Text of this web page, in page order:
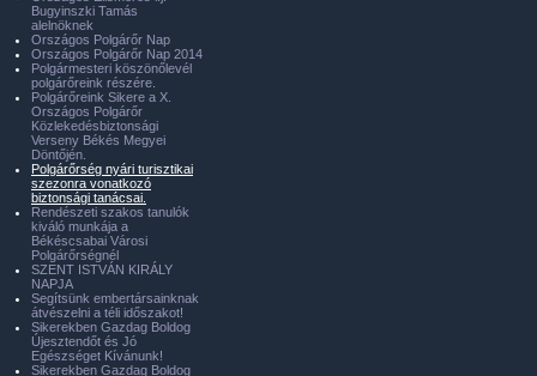
Bugyinszki Tamás
alelnöknek
Országos Polgárőr Nap
Országos Polgárőr Nap 2014
Polgármesteri köszönőlevél
polgárőreink részére.
Polgárőreink Sikere a X.
Országos Polgárőr
Közlekedésbiztonsági
Verseny Békés Megyei
Döntőjén.
Polgárőrség nyári turisztikai
szezonra vonatkozó
biztonsági tanácsai.
Rendészeti szakos tanulók
kiváló munkája a
Békéscsabai Városi
Polgárőrségnél
SZENT ISTVÁN KIRÁLY
NAPJA
Segítsünk embertársainknak
átvészelni a téli időszakot!
Sikerekben Gazdag Boldog
Újesztendőt és Jó
Egészséget Kívánunk!
Sikerekben Gazdag Boldog